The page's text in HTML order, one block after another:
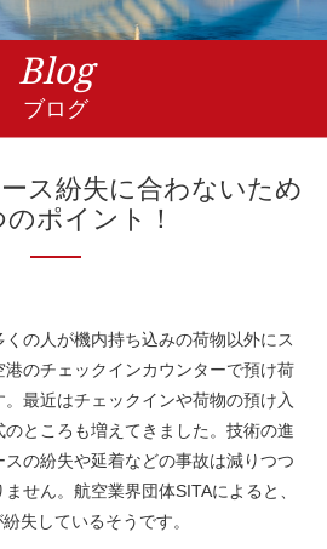
Blog
ブログ
ス紛失に合わないため
ポイント！
の人が機内持ち込みの荷物以外にス
のチェックインカウンターで預け荷
最近はチェックインや荷物の預け入
ところも増えてきました。技術の進
の紛失や延着などの事故は減りつつ
せん。航空業界団体SITAによると、
失しているそうです。